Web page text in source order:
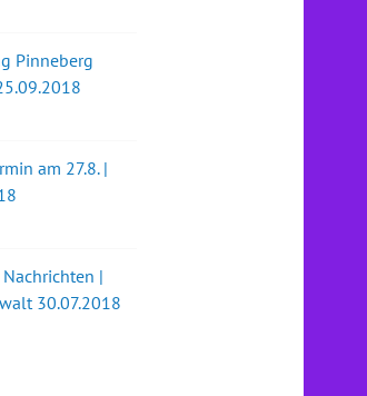
Pinneberg
am 27.8. |
|
30.07.2018